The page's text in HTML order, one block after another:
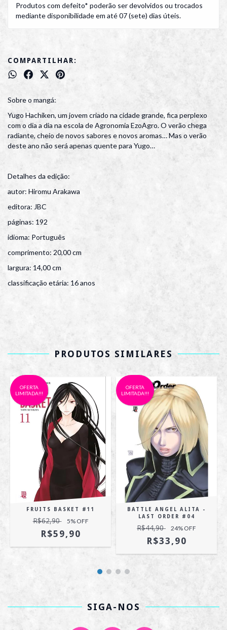
Produtos com defeito* poderão ser devolvidos ou trocados
mediante disponibilidade em até 07 (sete) dias úteis.
COMPARTILHAR:
Sobre o mangá:
Yugo Hachiken, um jovem criado na cidade grande, fica perplexo
com o dia a dia na escola de Agronomia EzoAgro. O verão chega
radiante, cheio de novos sabores e novos aromas… Mas o verão
deste ano não será apenas quente para Yugo…
Detalhes da edição:
autor: Hiromu Arakawa
editora: JBC
páginas: 192
idioma: Português
comprimento: 20,00 cm
largura: 14,00 cm
classificação etária: 16 anos
PRODUTOS SIMILARES
OFERTA
LIMITADA!!!
FRUITS BASKET #11
R$62,90 5% OFF
R$59,90
OFERTA
LIMITADA!!!
BATTLE ANGEL ALITA -
LAST ORDER #04
R$44,90 24% OFF
R$33,90
SIGA-NOS